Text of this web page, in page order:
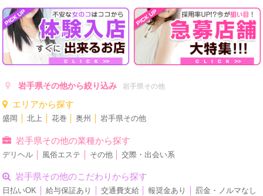
岩手県その他から絞り込み 岩手県その他
エリアから探す
盛岡 北上 花巻 奥州 岩手県その他
岩手県その他の業種から探す
デリヘル 風俗エステ その他 交際・出会い系
岩手県その他のこだわりから探す
日払いOK 給与保証あり 交通費支給 報奨金あり
罰金・ノルマなし